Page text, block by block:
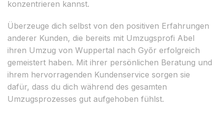
konzentrieren kannst.
Überzeuge dich selbst von den positiven Erfahrungen
anderer Kunden, die bereits mit Umzugsprofi Abel
ihren Umzug von Wuppertal nach Győr erfolgreich
gemeistert haben. Mit ihrer persönlichen Beratung und
ihrem hervorragenden Kundenservice sorgen sie
dafür, dass du dich während des gesamten
Umzugsprozesses gut aufgehoben fühlst.